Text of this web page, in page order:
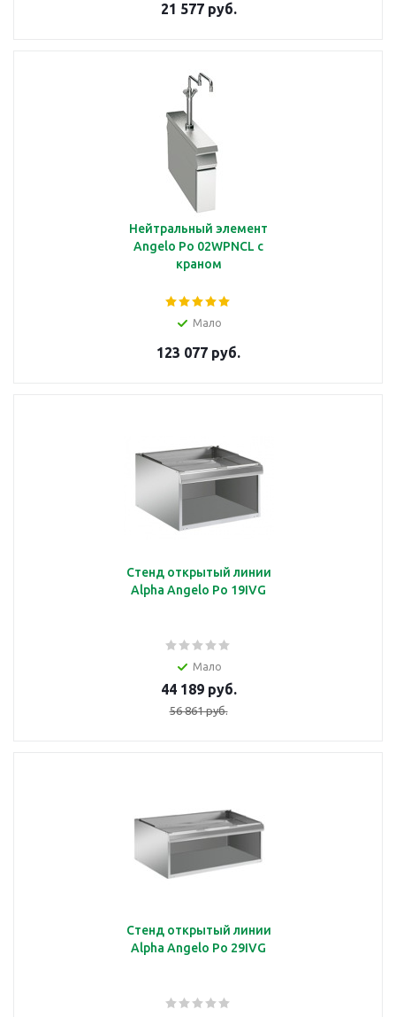
21 577 руб.
Нейтральный элемент
Angelo Po 02WPNCL с
краном
Мало
123 077 руб.
Стенд открытый линии
Alpha Angelo Po 19IVG
Мало
44 189 руб.
56 861 руб.
Стенд открытый линии
Alpha Angelo Po 29IVG